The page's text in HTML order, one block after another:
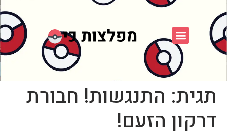
תגית: התנגשות! חבורת
דרקון הזעם!